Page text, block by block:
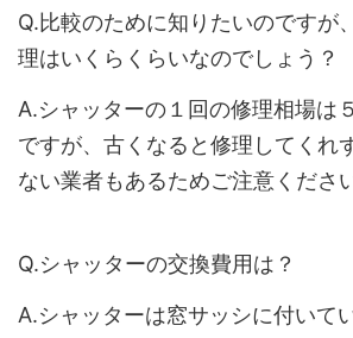
Q.比較のために知りたいのですが
理はいくらくらいなのでしょう？
A.シャッターの１回の修理相場は
ですが、古くなると修理してくれ
ない業者もあるためご注意ください
Q.シャッターの交換費用は？
A.シャッターは窓サッシに付いて